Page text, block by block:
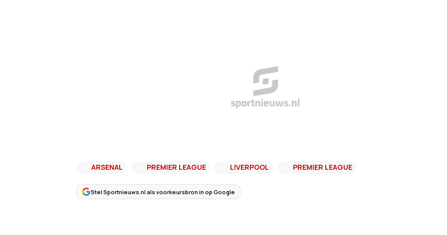
ARSENAL PREMIER LEAGUE LIVERPOOL PREMIER LEAGUE
Stel Sportnieuws.nl als voorkeursbron in op Google